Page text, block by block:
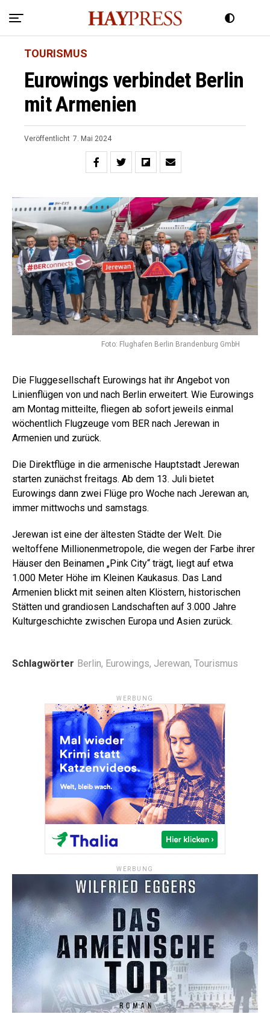
TOURISMUS
Eurowings verbindet Berlin
mit Armenien
Veröffentlicht 7. Mai 2024
Foto: Flughafen Berlin Brandenburg GmbH
Die Fluggesellschaft Eurowings hat ihr Angebot von
Linienflügen von und nach Berlin erweitert. Wie Eurowings
am Montag mitteilte, fliegen ab sofort jeweils einmal
wöchentlich Flugzeuge vom BER nach Jerewan in
Armenien und zurück.
Die Direktflüge in die armenische Hauptstadt Jerewan
starten zunächst freitags. Ab dem 13. Juli bietet
Eurowings dann zwei Flüge pro Woche nach Jerewan an,
immer mittwochs und samstags.
Jerewan ist eine der ältesten Städte der Welt. Die
weltoffene Millionenmetropole, die wegen der Farbe ihrer
Häuser den Beinamen „Pink City“ trägt, liegt auf etwa
1.000 Meter Höhe im Kleinen Kaukasus. Das Land
Armenien blickt mit seinen alten Klöstern, historischen
Stätten und grandiosen Landschaften auf 3.000 Jahre
Kulturgeschichte zwischen Europa und Asien zurück.
Schlagwörter Berlin, Eurowings, Jerewan, Tourismus
WERBUNG
WERBUNG